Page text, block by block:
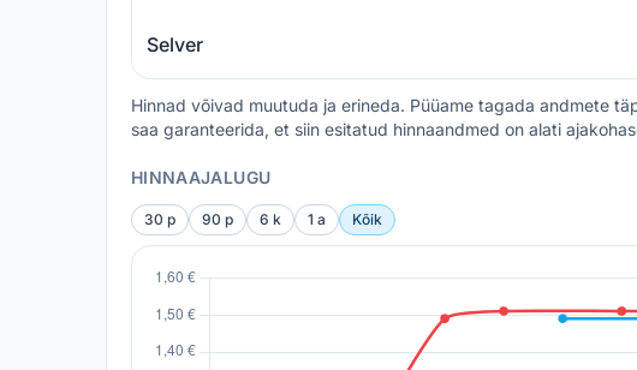
Selver
Hinnad võivad muutuda ja erineda. Püüame tagada andmete
saa garanteerida, et siin esitatud hinnaandmed on alati
HINNAAJALUGU
30 p 90 p 6 k 1 a Kõik